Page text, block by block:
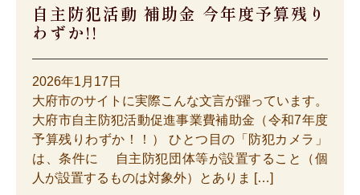
自主防犯活動 補助金 今年度予算残り
わずか!!
2026年1月17日
大府市のサイトに実際こんな文言が躍っています。
大府市自主防犯活動促進事業費補助金（令和7年度
予算残りわずか！！） ひとつ目の「防犯カメラ」
は、条件に 自主防犯団体等が設置すること（個
人が設置するものは対象外）とありま […]